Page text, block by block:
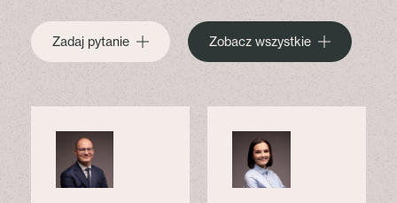
Zadaj pytanie Zobacz wszystkie